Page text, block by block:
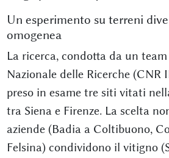
Un esperimento su terreni
omogenea
La ricerca, condotta da un
Nazionale delle Ricerche (CNR
preso in esame tre siti vitati
tra Siena e Firenze. La scelta
aziende (Badia a Coltibuono,
Felsina) condividono il vitigno